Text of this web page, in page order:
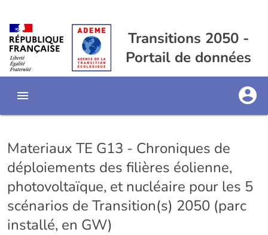
Transitions 2050 -
Portail de données
Materiaux TE G13 - Chroniques de
déploiements des filières éolienne,
photovoltaïque, et nucléaire pour les 5
scénarios de Transition(s) 2050 (parc
installé, en GW)